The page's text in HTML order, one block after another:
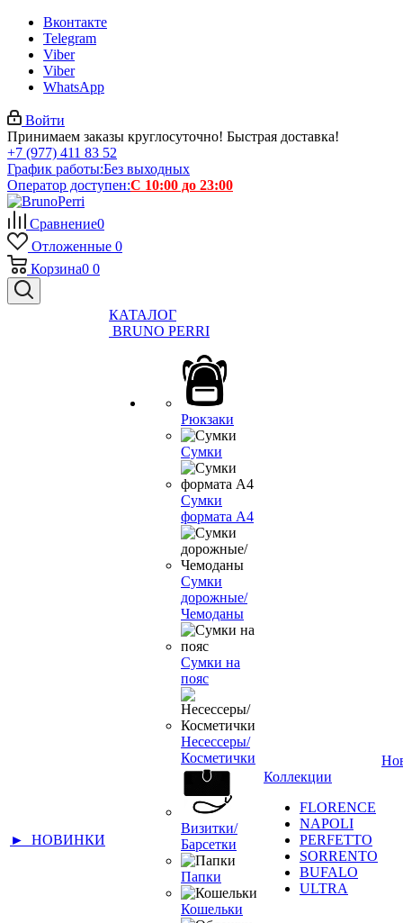
Вконтакте
Telegram
Viber
Viber
WhatsApp
Войти
Принимаем заказы круглосуточно! Быстрая доставка!
+7 (977) 411 83 52
График работы:Без выходных
Оператор доступен:С 10:00 до 23:00
Сравнение0
Отложенные 0
Корзина0 0
► НОВИНКИ
КАТАЛОГ
BRUNO PERRI
Рюкзаки
Сумки
Сумки
формата А4
Сумки
дорожные/
Чемоданы
Сумки на
пояс
Несессеры/
Косметички
Визитки/
Барсетки
Папки
Кошельки
Коллекции
FLORENCE
NAPOLI
PERFETTO
SORRENTO
BUFALO
ULTRA